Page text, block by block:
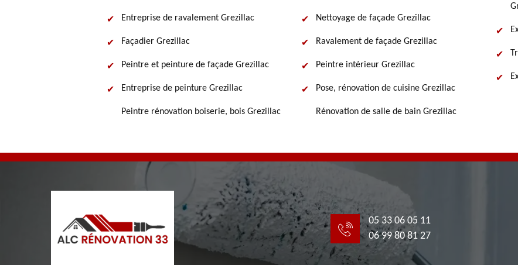
Entreprise de ravalement Grezillac
Façadier Grezillac
Peintre et peinture de façade Grezillac
Entreprise de peinture Grezillac
Peintre rénovation boiserie, bois Grezillac
Nettoyage de façade Grezillac
Ravalement de façade Grezillac
Peintre intérieur Grezillac
Pose, rénovation de cuisine Grezillac
Rénovation de salle de bain Grezillac
05 33 06 05 11
06 99 80 81 27